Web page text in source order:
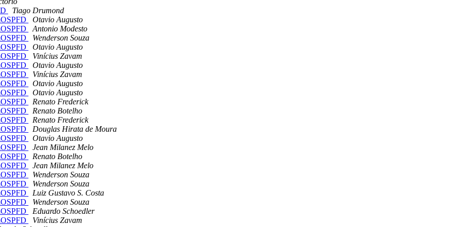
Tiago Drumond
Otavio Augusto
Antonio Modesto
Wenderson Souza
Otavio Augusto
Vinícius Zavam
Otavio Augusto
Vinícius Zavam
Otavio Augusto
Otavio Augusto
Renato Frederick
Renato Botelho
Renato Frederick
Douglas Hirata de Moura
Otavio Augusto
Jean Milanez Melo
Renato Botelho
Jean Milanez Melo
Wenderson Souza
Wenderson Souza
Luiz Gustavo S. Costa
Wenderson Souza
Eduardo Schoedler
Vinícius Zavam